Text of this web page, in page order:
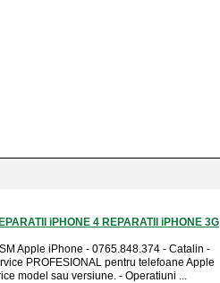
iPHONE 4 REPARATII iPHONE 3G
Apple iPhone - 0765.848.374 - Catalin -
PROFESIONAL pentru telefoane Apple
model sau versiune. - Operatiuni ...